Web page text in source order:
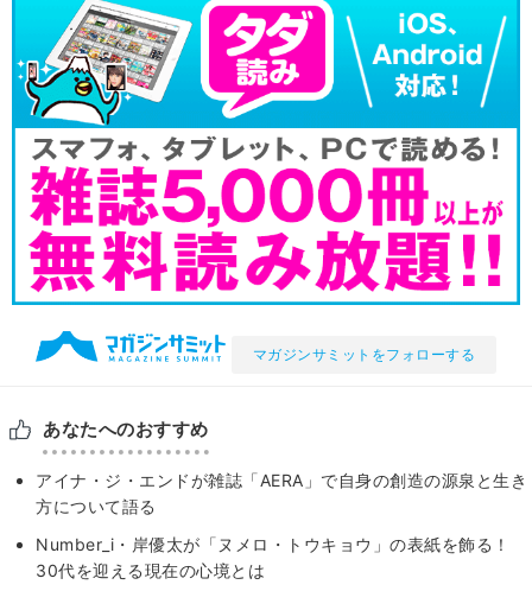
マガジンサミットをフォローする
あなたへのおすすめ
アイナ・ジ・エンドが雑誌「AERA」で自身の創造の源泉と生き
方について語る
Number_i・岸優太が「ヌメロ・トウキョウ」の表紙を飾る！
30代を迎える現在の心境とは